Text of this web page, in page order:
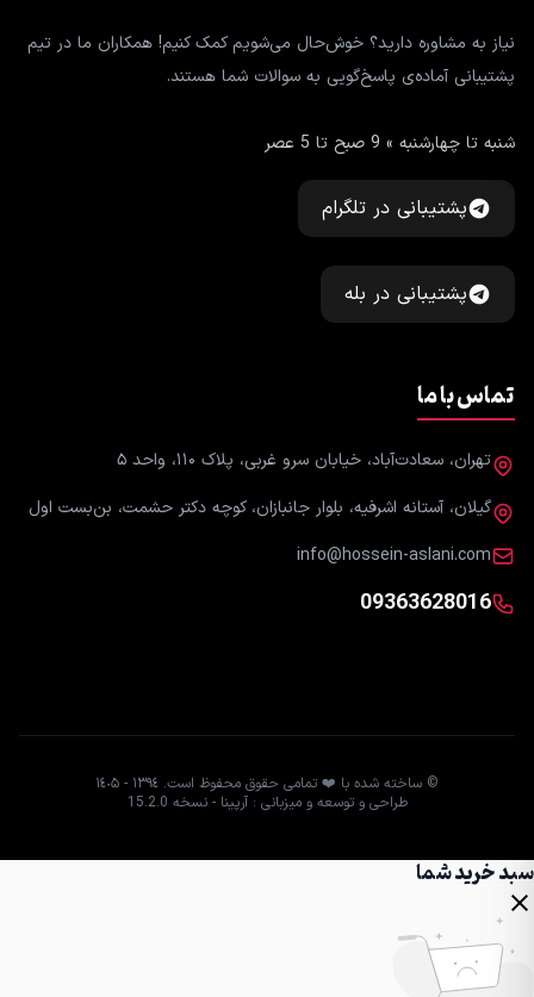
نیاز به مشاوره دارید؟ خوش‌حال می‌شویم کمک کنیم! همکاران ما در تیم
پشتیبانی آماده‌ی پاسخ‌گویی به سوالات شما هستند.
شنبه تا چهارشنبه » 9 صبح تا 5 عصر
پشتیبانی در تلگرام
پشتیبانی در بله
تماس با ما
تهران، سعادت‌آباد، خیابان سرو غربی، پلاک ۱۱۰، واحد ۵
گیلان، آستانه اشرفیه، بلوار جانبازان، کوچه دکتر حشمت، بن‌بست اول
info@hossein-aslani.com
09363628016
© ساخته شده با ❤️ تمامی حقوق محفوظ است. ١٣٩٤ - ١٤٠۵
طراحی و توسعه و میزبانی : آرپینا - نسخه 15.2.0
سبد خرید شما